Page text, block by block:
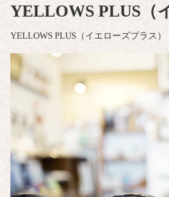
YELLOWS PLUS（
YELLOWS PLUS（イエローズプラス）